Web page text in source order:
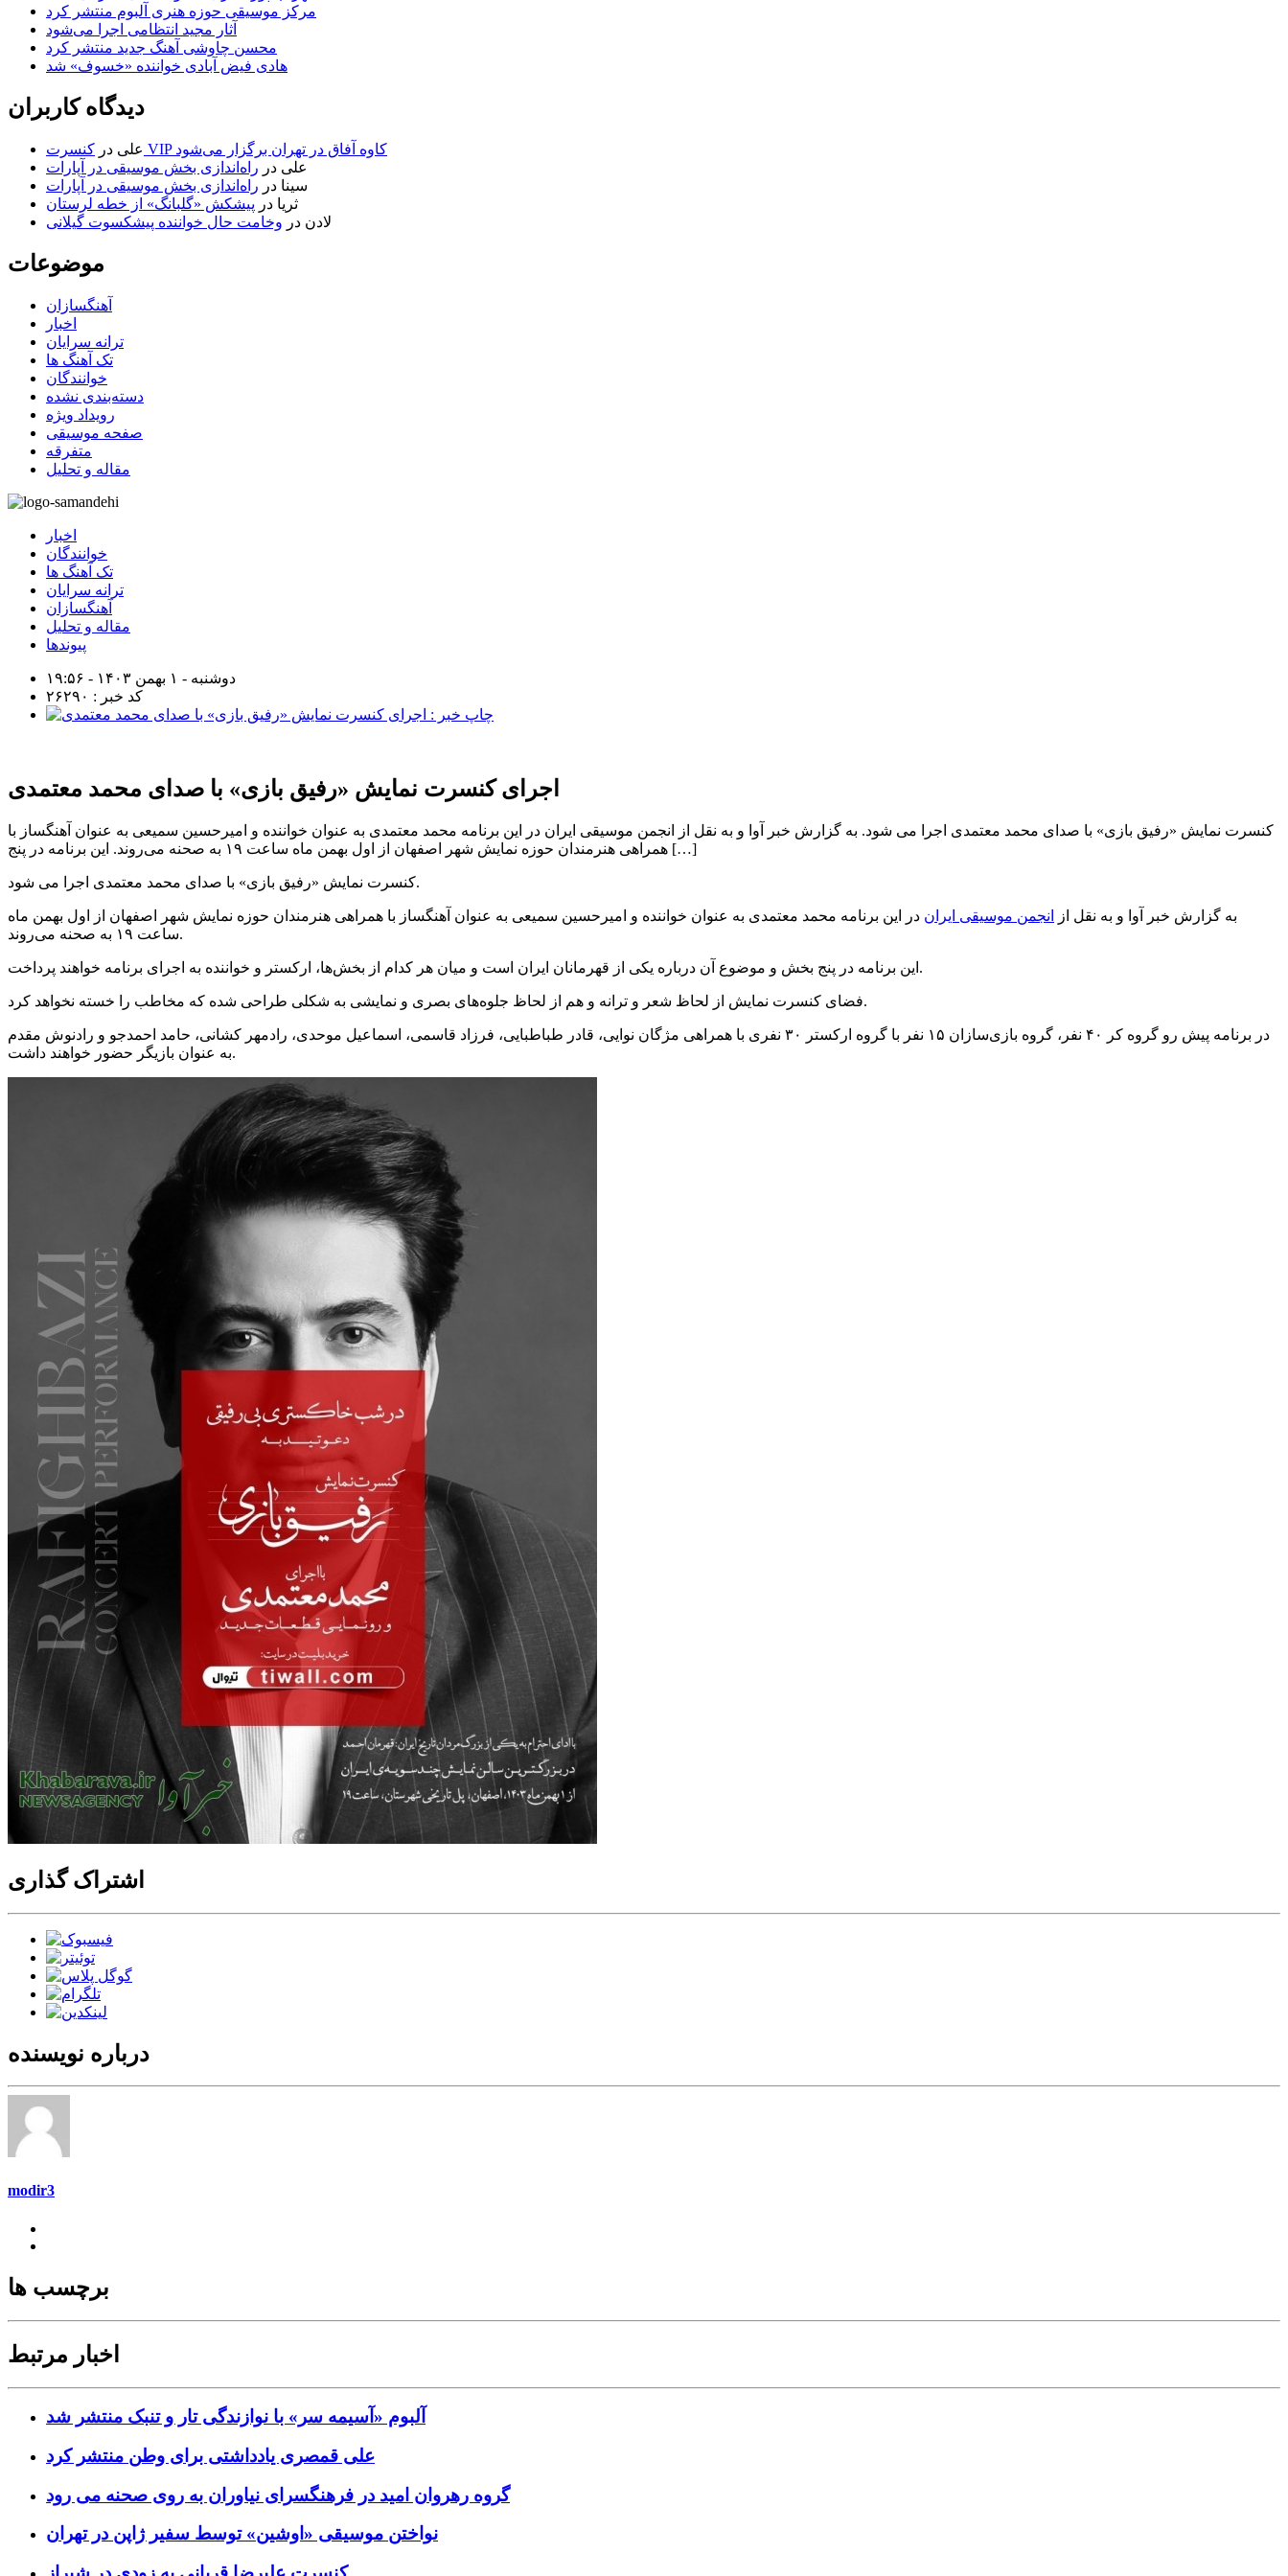
مرکز موسیقی حوزه هنری آلبوم منتشر کرد
آثار مجید انتظامی اجرا می‌شود
محسن چاوشی آهنگ جدید منتشر کرد
هادی فیض آبادی خواننده «خسوف» شد
دیدگاه کاربران
علی در
کنسرت VIP کاوه آفاق در تهران برگزار می‌شود
علی در راه‌اندازی بخش موسیقی در آپارات
سینا در راه‌اندازی بخش موسیقی در آپارات
ثریا در پیشکش «گلبانگ» از خطه لرستان
لادن در وخامت حال خواننده پیشکسوت گیلانی
موضوعات
آهنگسازان
اخبار
ترانه سرایان
تک آهنگ ها
خوانندگان
دسته‌بندی نشده
رویداد ویژه
صفحه موسیقی
متفرقه
مقاله و تحلیل
اخبار
خوانندگان
تک آهنگ ها
ترانه سرایان
آهنگسازان
مقاله و تحلیل
پیوندها
دوشنبه - ۱ بهمن ۱۴۰۳ - ۱۹:۵۶
کد خبر : ۲۶۲۹۰
اجرای کنسرت نمایش «رفیق بازی» با صدای محمد معتمدی
کنسرت نمایش «رفیق بازی» با صدای محمد معتمدی اجرا می شود. به گزارش خبر آوا و به نقل از انجمن موسیقی ایران در این برنامه محمد معتمدی به‌ عنوان خواننده و امیرحسین سمیعی به‌ عنوان آهنگساز با
همراهی هنرمندان حوزه نمایش شهر اصفهان از اول بهمن‌ ماه ساعت ۱۹ به صحنه می‌روند. این برنامه در پنج […]
کنسرت نمایش «رفیق بازی» با صدای محمد معتمدی اجرا می شود.
به گزارش خبر آوا و به نقل از انجمن موسیقی ایران در این برنامه محمد معتمدی به‌ عنوان خواننده و امیرحسین سمیعی به‌ عنوان آهنگساز با همراهی هنرمندان حوزه نمایش شهر اصفهان از اول بهمن‌ ماه
ساعت ۱۹ به صحنه می‌روند.
این برنامه در پنج بخش و موضوع آن درباره یکی از قهرمانان ایران است و میان هر کدام از بخش‌ها، ارکستر و خواننده به اجرای برنامه خواهند پرداخت‌.
فضای کنسرت نمایش از لحاظ شعر و ترانه و هم از لحاظ جلوه‌های بصری و نمایشی به شکلی طراحی شده که مخاطب را خسته نخواهد کرد.
در برنامه پیش رو گروه کر ۴۰ نفر، گروه بازی‌سازان ۱۵ نفر با گروه ارکستر ۳۰ نفری با همراهی مژگان نوایی، قادر طباطبایی، فرزاد قاسمی، اسماعیل موحدی، رادمهر کشانی، حامد احمدجو و رادنوش مقدم
به عنوان بازیگر حضور خواهند داشت.
اشتراک گذاری
درباره نویسنده
modir3
برچسب ها
اخبار مرتبط
آلبوم «آسیمه سر» با نوازندگی تار و تنبک منتشر شد
علی قمصری یادداشتی برای وطن منتشر کرد
گروه رهروان امید در فرهنگسرای نیاوران به روی صحنه می رود
نواختن موسیقی «اوشین» توسط سفیر ژاپن در تهران